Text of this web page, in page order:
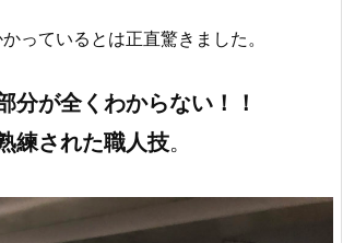
っているとは正直驚きました。
分が全くわからない！！
練された職人技。